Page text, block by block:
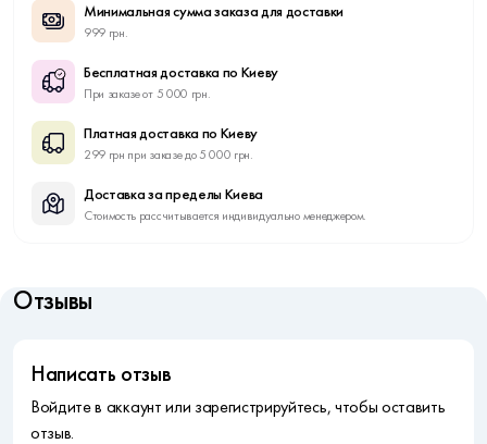
Минимальная сумма заказа для доставки
999 грн.
Бесплатная доставка по Киеву
При заказе от 5 000 грн.
Платная доставка по Киеву
299 грн при заказе до 5 000 грн.
Доставка за пределы Киева
Стоимость рассчитывается индивидуально менеджером.
Отзывы
Написать отзыв
Войдите в аккаунт или зарегистрируйтесь, чтобы оставить
отзыв.